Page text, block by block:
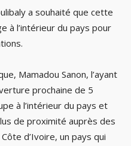
a souhaité que cette
à l’intérieur du pays pour
Mamadou Sanon, l’ayant
prochaine de 5
à l’intérieur du pays et
de proximité auprès des
d’Ivoire, un pays qui